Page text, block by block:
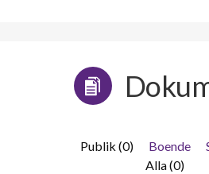
Publik (0) Boende
Alla (0)